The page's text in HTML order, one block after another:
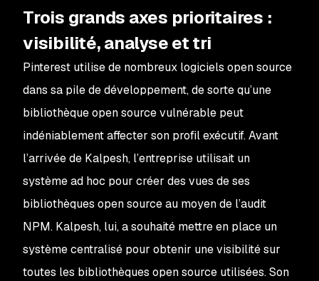
Trois grands axes prioritaires :
visibilité, analyse et tri
Pinterest utilise de nombreux logiciels open source
dans sa pile de développement, de sorte qu’une
bibliothèque open source vulnérable peut
indéniablement affecter son profil exécutif. Avant
l’arrivée de Kalpesh, l’entreprise utilisait un
système ad hoc pour créer des vues de ses
bibliothèques open source au moyen de l’audit
NPM. Kalpesh, lui, a souhaité mettre en place un
système centralisé pour obtenir une visibilité sur
toutes les bibliothèques open source utilisées. Son